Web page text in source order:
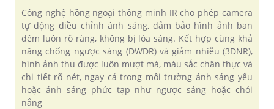
Công nghệ hồng ngoại thông minh IR cho phép camera
tự động điều chỉnh ánh sáng, đảm bảo hình ảnh ban
đêm luôn rõ ràng, không bị lóa sáng. Kết hợp cùng khả
năng chống ngược sáng (DWDR) và giảm nhiễu (3DNR),
hình ảnh thu được luôn mượt mà, màu sắc chân thực và
chi tiết rõ nét, ngay cả trong môi trường ánh sáng yếu
hoặc ánh sáng phức tạp như ngược sáng hoặc chói
nắng